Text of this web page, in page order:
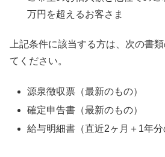
万円を超えるお客さま
上記条件に該当する方は、次の書
てください。
源泉徴収票（最新のもの）
確定申告書（最新のもの）
給与明細書（直近2ヶ月＋1年分